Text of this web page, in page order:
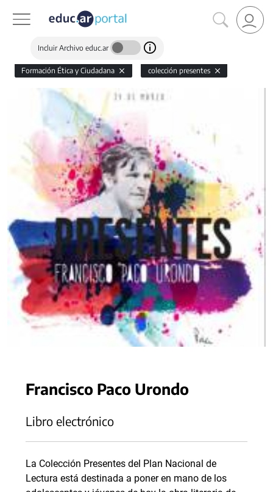
Incluir Archivo educ.ar
Formación Ética y Ciudadana colección presentes
Francisco Paco Urondo
Libro electrónico
La Colección Presentes del Plan Nacional de
Lectura está destinada a poner en mano de los